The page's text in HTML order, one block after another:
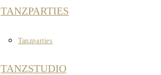
TANZPARTIES
Tanzparties
TANZSTUDIO